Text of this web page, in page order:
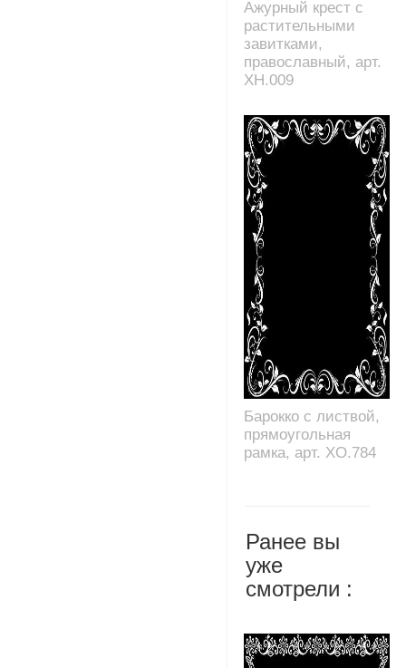
Ажурный крест с
растительными
завитками,
православный, арт.
XH.009
Барокко с листвой,
прямоугольная
рамка, арт. XO.784
Ранее вы
уже
смотрели :